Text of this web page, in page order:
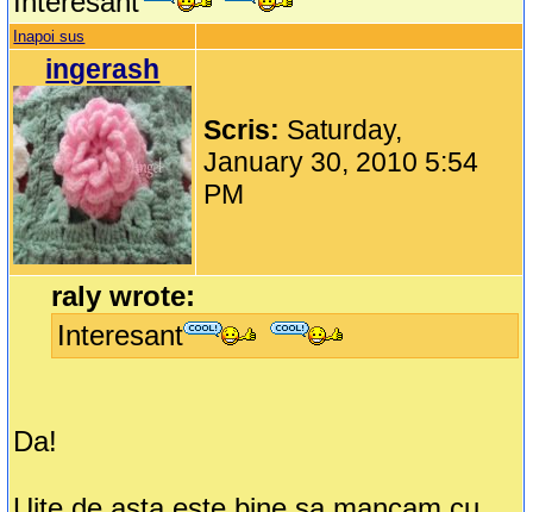
Inapoi sus
ingerash
Scris: Saturday,
January 30, 2010 5:54
PM
raly wrote:
Interesant
Da!